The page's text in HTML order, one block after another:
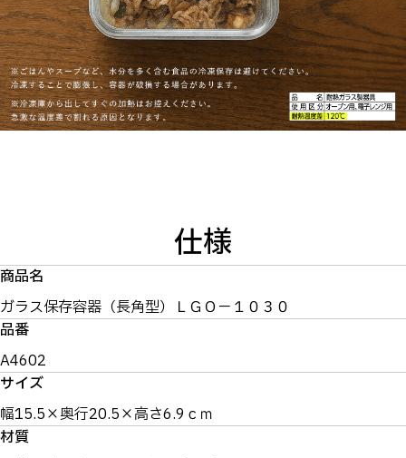
仕様
商品名
ガラス保存容器（長角型）ＬＧＯ－１０３０
品番
A4602
サイズ
幅15.5×奥行20.5×高さ6.9ｃｍ
材質